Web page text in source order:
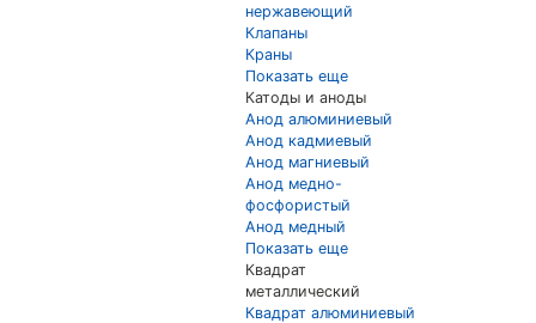
нержавеющий
Клапаны
Краны
Показать еще
Катоды и аноды
Анод алюминиевый
Анод кадмиевый
Анод магниевый
Анод медно-
фосфористый
Анод медный
Показать еще
Квадрат
металлический
Квадрат алюминиевый